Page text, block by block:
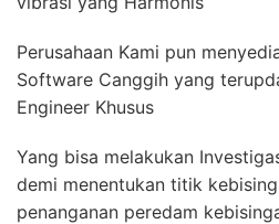
Perusahaan Kami pun
Software Canggih yang
Engineer Khusus
Yang bisa melakukan
demi menentukan titik
penanganan peredam